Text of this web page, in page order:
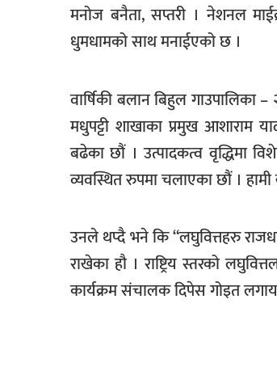
मनोज बनैता, सप्तरी । नेशनल
धुमधामको साथ मनाईएको छ ।
वार्षिकी बलान बिहुल गाउपालिका
मधुपट्टी शाखाका प्रमुख आशाराम
बढेका छौं । उत्पादकत्व वृद्धिमा
व्यवस्थित रुपमा चलाएका छौं । हामी
उनले थप्दै भने कि “लघुवित्तहरु
राखेका हौ । राष्ट्रिय स्तरको
कार्यक्रम संचालक दिपेस गोइत